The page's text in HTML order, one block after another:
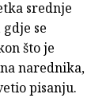
srednje
se
što je
narednika,
pisanju.